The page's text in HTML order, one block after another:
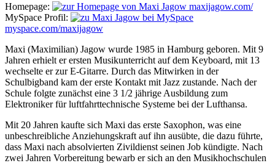
Homepage:
maxijagow.com/
MySpace Profil:
myspace.com/maxijagow
Maxi (Maximilian) Jagow wurde 1985 in Hamburg geboren. Mit 9
Jahren erhielt er ersten Musikunterricht auf dem Keyboard, mit 13
wechselte er zur E-Gitarre. Durch das Mitwirken in der
Schulbigband kam der erste Kontakt mit Jazz zustande. Nach der
Schule folgte zunächst eine 3 1/2 jährige Ausbildung zum
Elektroniker für luftfahrttechnische Systeme bei der Lufthansa.
Mit 20 Jahren kaufte sich Maxi das erste Saxophon, was eine
unbeschreibliche Anziehungskraft auf ihn ausübte, die dazu führte,
dass Maxi nach absolvierten Zivildienst seinen Job kündigte. Nach
zwei Jahren Vorbereitung bewarb er sich an den Musikhochschulen